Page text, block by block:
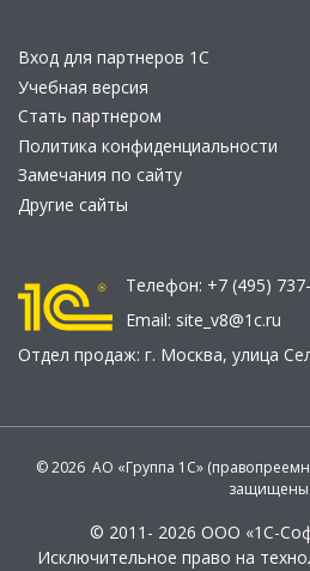
Вход для партнеров 1С
Учебная версия
Стать партнером
Политика конфиденциальности
Замечания по сайту
Другие сайты
Телефон: +7 (495)
Email: site_v8@1c.ru
Отдел продаж: г. Москва, улица
© 2026 АО «Группа 1С»
защищены
© 2011- 2026 ООО «1С-
Исключительное право на